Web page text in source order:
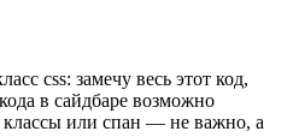
css: замечу весь этот код,
в сайдбаре возможно
классы или спан — не важно, а